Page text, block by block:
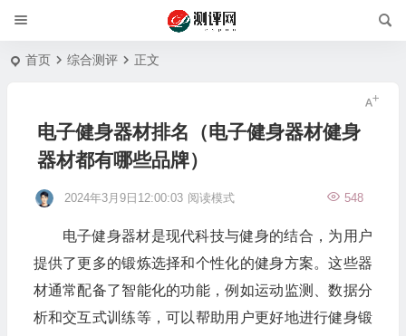
首页 综合测评 正文
电子健身器材排名（电子健身器材健身
器材都有哪些品牌）
2024年3月9日12:00:03 548
阅读模式
电子健身器材是现代科技与健身的结合，为用户
提供了更多的锻炼选择和个性化的健身方案。这些器
材通常配备了智能化的功能，例如运动监测、数据分
析和交互式训练等，可以帮助用户更好地进行健身锻